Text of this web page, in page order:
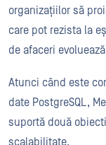
organizațiilor să
care pot rezista la
de afaceri
Atunci când este
date PostgreSQL,
suportă două
scalabilitate.